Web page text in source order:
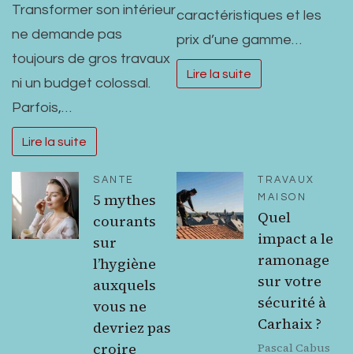
Transformer son intérieur
ne demande pas
toujours de gros travaux
ni un budget colossal.
Parfois,…
Lire la suite
caractéristiques et les
prix d’une gamme…
Lire la suite
SANTE
5 mythes
courants
sur
l’hygiène
auxquels
vous ne
devriez pas
croire
TRAVAUX
MAISON
Quel
impact a le
ramonage
sur votre
sécurité à
Carhaix ?
Pascal Cabus